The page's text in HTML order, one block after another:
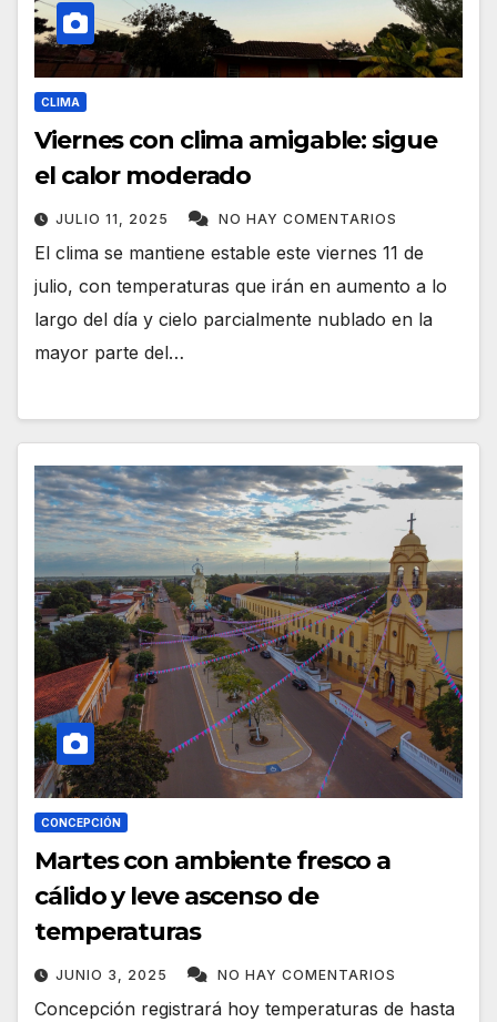
CLIMA
Viernes con clima amigable: sigue
el calor moderado
JULIO 11, 2025 NO HAY COMENTARIOS
El clima se mantiene estable este viernes 11 de
julio, con temperaturas que irán en aumento a lo
largo del día y cielo parcialmente nublado en la
mayor parte del…
CONCEPCIÓN
Martes con ambiente fresco a
cálido y leve ascenso de
temperaturas
JUNIO 3, 2025 NO HAY COMENTARIOS
Concepción registrará hoy temperaturas de hasta